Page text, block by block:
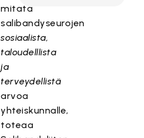
mitata
salibandyseurojen
sosiaalista,
taloudelllista
ja
terveydellistä
arvoa
yhteiskunnalle,
toteaa